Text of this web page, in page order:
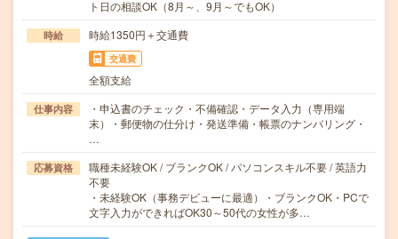
ト日の相談OK（8月～、9月～でもOK）
時給 時給1350円＋交通費
交通費
全額支給
仕事内容
・申込書のチェック・不備確認・データ入力（専用端
末）・郵便物の仕分け・発送準備・帳票のナンバリング・
…
応募資格
職種未経験OK / ブランクOK / パソコンスキル不要 / 英語力
不要
・未経験OK（事務デビューに最適）・ブランクOK・PCで
文字入力ができればOK30～50代の女性が多…